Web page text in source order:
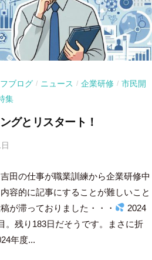
ブログ / ニュース / 企業研修 / 市民開
集
グとリスタート！
吉
田
豪
田の仕事が職業訓練から企業研修中
容的に記事にすることが難しいこと
が滞っておりました・・・
2024
。残り183日だそうです。まさに折
年度...